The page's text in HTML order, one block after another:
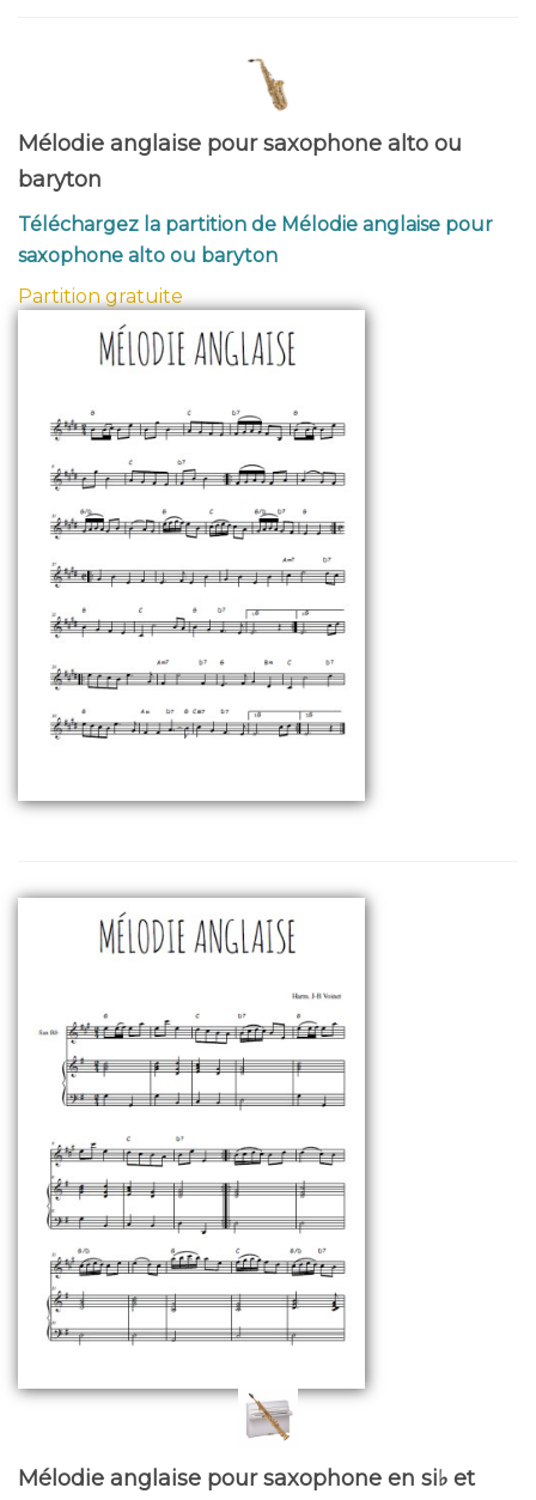
Mélodie anglaise pour saxophone alto ou
baryton
Téléchargez la partition de Mélodie anglaise pour
saxophone alto ou baryton
Partition gratuite
Mélodie anglaise pour saxophone en si♭ et